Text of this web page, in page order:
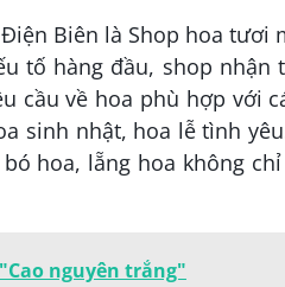
Biên là Shop hoa tươi
tố hàng đầu, shop nhận
cầu về hoa phù hợp với
sinh nhật, hoa lễ tình
hoa, lẵng hoa không
nguyên trắng"